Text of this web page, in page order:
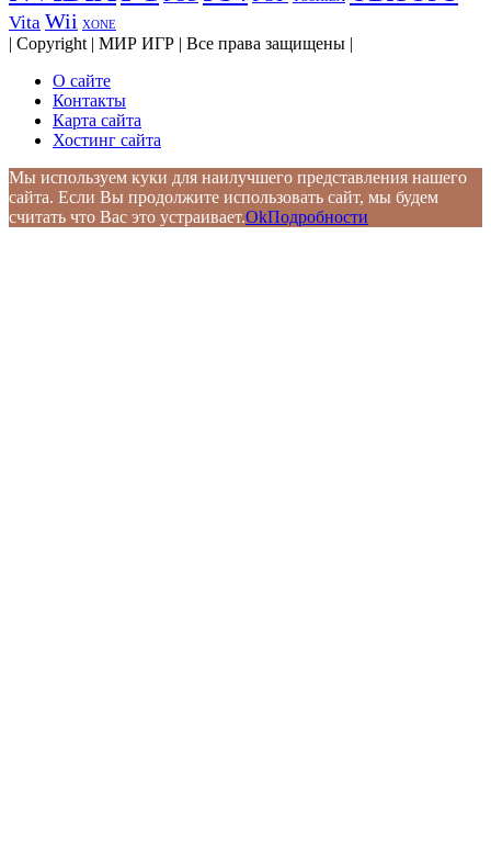
Vita Wii XONE
| Copyright | МИР ИГР | Все права защищены |
О сайте
Контакты
Карта сайта
Хостинг сайта
Мы используем куки для наилучшего представления нашего
сайта. Если Вы продолжите использовать сайт, мы будем
считать что Вас это устраивает.OkПодробности